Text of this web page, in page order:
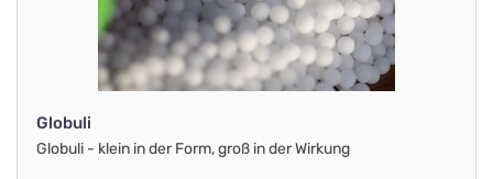
Globuli
Globuli - klein in der Form, groß in der Wirkung